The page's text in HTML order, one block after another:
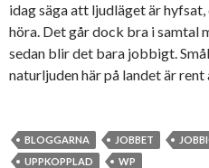
idag säga att ljudläget är
höra. Det går dock bra i samtal
sedan blir det bara jobbigt.
naturljuden här på landet är
BLOGGARNA JOBBET
UPPKOPPLAD
WP